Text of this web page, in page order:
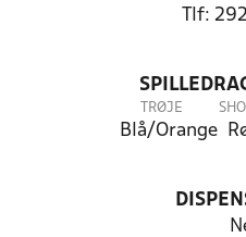
Tlf:
TRØJE
Blå/Orange